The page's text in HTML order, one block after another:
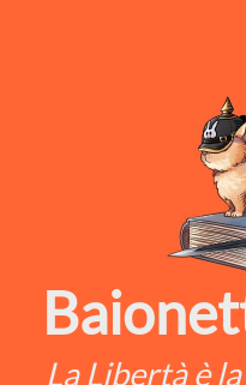
La Libertà è